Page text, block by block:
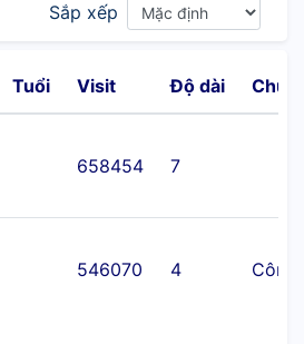
Sắp xếp
Tuổi Visit Độ dài
658454 7
546070 4 Công